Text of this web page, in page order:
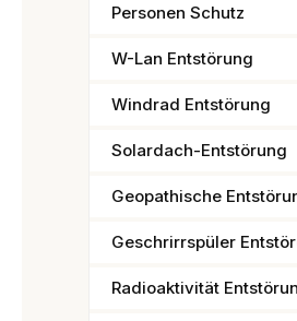
Personen Schutz
W-Lan Entstörung
Windrad Entstörung
Solardach-Entstörung
Geopathische
Geschrirrspüler
Radioaktivität